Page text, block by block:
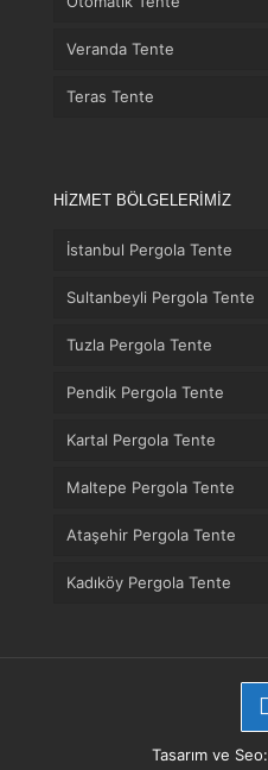
Veranda Tente
Teras Tente
HİZMET BÖLGELERİMİZ
İstanbul Pergola Tente
Sultanbeyli Pergola Tente
Tuzla Pergola Tente
Pendik Pergola Tente
Kartal Pergola Tente
Maltepe Pergola Tente
Ataşehir Pergola Tente
Kadıköy Pergola Tente
Tasarım ve Seo: